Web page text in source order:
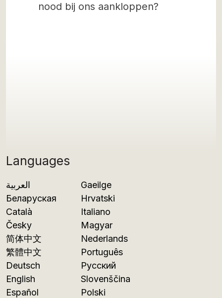
Languages
العربية
Беларуская
Català
Česky
简体中文
繁體中文
Deutsch
English
Español
Gaeilge
Hrvatski
Italiano
Magyar
Nederlands
Português
Русский
Slovenščina
Polski
nood bij ons aankloppen?